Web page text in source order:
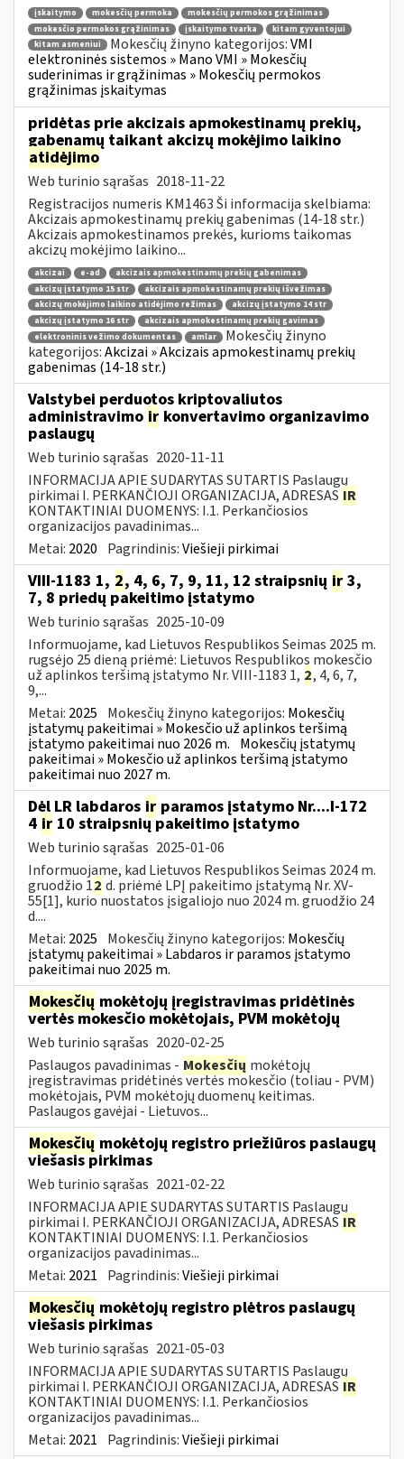
įskaitymo mokesčių permoka
mokesčių permokos grąžinimas
mokesčio permokos grąžinimas
įskaitymo tvarka
kitam gyventojui
kitam asmeniui
Mokesčių žinyno kategorijos:VMI
elektroninės sistemos » Mano VMI » Mokesčių
suderinimas ir grąžinimas » Mokesčių permokos
grąžinimas įskaitymas
pridėtas prie akcizais apmokestinamų prekių,
gabenamų taikant akcizų mokėjimo laikino
atidėjimo
Web turinio sąrašas 2018-11-22
Registracijos numeris KM1463 Ši informacija skelbiama:
Akcizais apmokestinamų prekių gabenimas (14-18 str.)
Akcizais apmokestinamos prekės, kurioms taikomas
akcizų mokėjimo laikino...
akcizai e-ad
akcizais apmokestinamų prekių gabenimas
akcizų įstatymo 15 str
akcizais apmokestinamų prekių išvežimas
akcizų mokėjimo laikino atidėjimo režimas
akcizų įstatymo 14 str
akcizų įstatymo 16 str
akcizais apmokestinamų prekių gavimas
elektroninis vežimo dokumentas
amlar
Mokesčių žinyno
kategorijos:Akcizai » Akcizais apmokestinamų prekių
gabenimas (14-18 str.)
Valstybei perduotos kriptovaliutos
administravimo ir konvertavimo organizavimo
paslaugų
Web turinio sąrašas 2020-11-11
INFORMACIJA APIE SUDARYTAS SUTARTIS Paslaugų
pirkimai I. PERKANČIOJI ORGANIZACIJA, ADRESAS IR
KONTAKTINIAI DUOMENYS: I.1. Perkančiosios
organizacijos pavadinimas...
Metai: 2020 Pagrindinis:Viešieji pirkimai
VIII-1183 1, 2, 4, 6, 7, 9, 11, 12 straipsnių ir 3,
7, 8 priedų pakeitimo įstatymo
Web turinio sąrašas 2025-10-09
Informuojame, kad Lietuvos Respublikos Seimas 2025 m.
rugsėjo 25 dieną priėmė: Lietuvos Respublikos mokesčio
už aplinkos teršimą įstatymo Nr. VIII-1183 1, 2, 4, 6, 7,
9,...
Metai: 2025 Mokesčių žinyno kategorijos: Mokesčių
įstatymų pakeitimai » Mokesčio už aplinkos teršimą
įstatymo pakeitimai nuo 2026 m. Mokesčių įstatymų
pakeitimai » Mokesčio už aplinkos teršimą įstatymo
pakeitimai nuo 2027 m.
Dėl LR labdaros ir paramos įstatymo Nr....I-172
4 ir 10 straipsnių pakeitimo įstatymo
Web turinio sąrašas 2025-01-06
Informuojame, kad Lietuvos Respublikos Seimas 2024 m.
gruodžio 12 d. priėmė LPĮ pakeitimo įstatymą Nr. XV-
55[1], kurio nuostatos įsigaliojo nuo 2024 m. gruodžio 24
d....
Metai: 2025 Mokesčių žinyno kategorijos: Mokesčių
įstatymų pakeitimai » Labdaros ir paramos įstatymo
pakeitimai nuo 2025 m.
Mokesčių mokėtojų įregistravimas pridėtinės
vertės mokesčio mokėtojais, PVM mokėtojų
Web turinio sąrašas 2020-02-25
Paslaugos pavadinimas - Mokesčių mokėtojų
įregistravimas pridėtinės vertės mokesčio (toliau - PVM)
mokėtojais, PVM mokėtojų duomenų keitimas.
Paslaugos gavėjai - Lietuvos...
Mokesčių mokėtojų registro priežiūros paslaugų
viešasis pirkimas
Web turinio sąrašas 2021-02-22
INFORMACIJA APIE SUDARYTAS SUTARTIS Paslaugų
pirkimai I. PERKANČIOJI ORGANIZACIJA, ADRESAS IR
KONTAKTINIAI DUOMENYS: I.1. Perkančiosios
organizacijos pavadinimas...
Metai: 2021 Pagrindinis:Viešieji pirkimai
Mokesčių mokėtojų registro plėtros paslaugų
viešasis pirkimas
Web turinio sąrašas 2021-05-03
INFORMACIJA APIE SUDARYTAS SUTARTIS Paslaugų
pirkimai I. PERKANČIOJI ORGANIZACIJA, ADRESAS IR
KONTAKTINIAI DUOMENYS: I.1. Perkančiosios
organizacijos pavadinimas...
Metai: 2021 Pagrindinis:Viešieji pirkimai